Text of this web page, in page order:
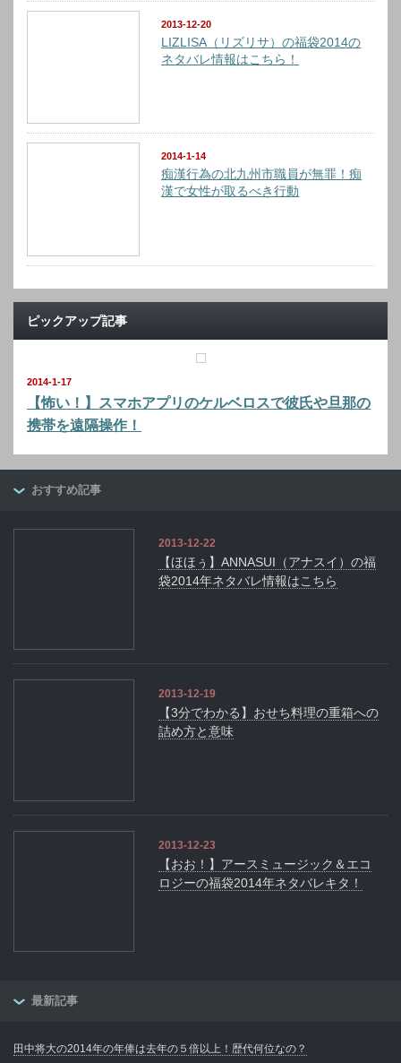
2013-12-20
LIZLISA（リズリサ）の福袋2014の
ネタバレ情報はこちら！
2014-1-14
痴漢行為の北九州市職員が無罪！痴
漢で女性が取るべき行動
ピックアップ記事
2014-1-17
【怖い！】スマホアプリのケルベロスで彼氏や旦那の
携帯を遠隔操作！
おすすめ記事
2013-12-22
【ほほぅ】ANNASUI（アナスイ）の福
袋2014年ネタバレ情報はこちら
2013-12-19
【3分でわかる】おせち料理の重箱への
詰め方と意味
2013-12-23
【おお！】アースミュージック＆エコ
ロジーの福袋2014年ネタバレキタ！
最新記事
田中将大の2014年の年俸は去年の５倍以上！歴代何位なの？